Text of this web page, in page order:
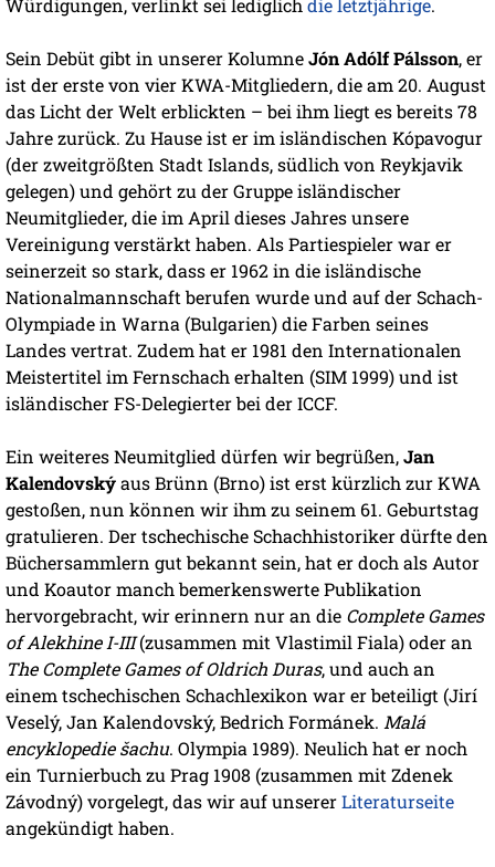
Würdigungen, verlinkt sei lediglich die letztjährige.
Sein Debüt gibt in unserer KolumneJón Adólf Pálsson, er
ist der erste von vier KWA-Mitgliedern, die am 20. August
das Licht der Welt erblickten – bei ihm liegt es bereits 78
Jahre zurück. Zu Hause ist er im isländischen Kópavogur
(der zweitgrößten Stadt Islands, südlich von Reykjavik
gelegen) und gehört zu der Gruppe isländischer
Neumitglieder, die im April dieses Jahres unsere
Vereinigung verstärkt haben. Als Partiespieler war er
seinerzeit so stark, dass er 1962 in die isländische
Nationalmannschaft berufen wurde und auf der Schach-
Olympiade in Warna (Bulgarien) die Farben seines
Landes vertrat. Zudem hat er 1981 den Internationalen
Meistertitel im Fernschach erhalten (SIM 1999) und ist
isländischer FS-Delegierter bei der ICCF.
Ein weiteres Neumitglied dürfen wir begrüßen,Jan
Kalendovskýaus Brünn (Brno) ist erst kürzlich zur KWA
gestoßen, nun können wir ihm zu seinem 61. Geburtstag
gratulieren. Der tschechische Schachhistoriker dürfte den
Büchersammlern gut bekannt sein, hat er doch als Autor
und Koautor manch bemerkenswerte Publikation
hervorgebracht, wir erinnern nur an die Complete Games
of Alekhine I-III(zusammen mit Vlastimil Fiala) oder an
The Complete Games of Oldrich Duras, und auch an
einem tschechischen Schachlexikon war er beteiligt (Jirí
Veselý, Jan Kalendovský, Bedrich Formánek. Malá
encyklopedie šachu. Olympia 1989). Neulich hat er noch
ein Turnierbuch zu Prag 1908 (zusammen mit Zdenek
Závodný) vorgelegt, das wir auf unsererLiteraturseite
angekündigt haben.